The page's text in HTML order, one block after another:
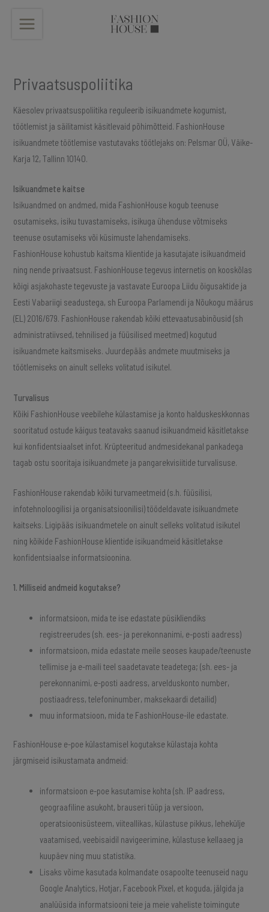
Privaatsuspoliitika
Käesolev privaatsuspoliitika reguleerib isikuandmete kogumist,
töötlemist ja säilitamist käsitlevaid põhimõtteid. FashionHouse
isikuandmete töötlemise vastutavaks töötlejaks on: Pelsmar OÜ, Väike-
Karja 12, Tallinn 10140.
Isikuandmete kaitse
Isikuandmed on andmed, mida FashionHouse kogub teenuse
osutamiseks, isiku tuvastamiseks, isikuga ühenduse võtmiseks
teenuse osutamiseks või küsimuste lahendamiseks.
FashionHouse kohustub kaitsma klientide ja kasutajate isikuandmeid
ning nende privaatsust. FashionHouse tegevus internetis on kooskõlas
kõigi asjakohaste tegevuste ja vastavate Euroopa Liidu õigusaktide ja
Eesti Vabariigi seadustega, sh Euroopa Parlamendi ja Nõukogu määrus
(EL) 2016/679. FashionHouse rakendab kõiki ettevaatusabinõusid (sh
administratiivsed, tehnilised ja füüsilised meetmed) kogutud
isikuandmete kaitsmiseks. Juurdepääs andmete muutmiseks ja
töötlemiseks on ainult selleks volitatud isikutel.
Turvalisus
Kõiki FashionHouse veebilehe külastamise ja konto halduskeskkonnas
sooritatud ostude käigus teatavaks saanud isikuandmeid käsitletakse
kui konfidentsiaalset infot. Krüpteeritud andmesidekanal pankadega
tagab ostu sooritaja isikuandmete ja pangarekvisiitide turvalisuse.
FashionHouse rakendab kõiki turvameetmeid (s.h. füüsilisi,
infotehnoloogilisi ja organisatsioonilisi) töödeldavate isikuandmete
kaitseks. Ligipääs isikuandmetele on ainult selleks volitatud isikutel
ning kõikide FashionHouse klientide isikuandmeid käsitletakse
konfidentsiaalse informatsioonina.
1. Milliseid andmeid kogutakse?
informatsioon, mida te ise edastate püsikliendiks
registreerudes (sh. ees- ja perekonnanimi, e-posti aadress)
informatsioon, mida edastate meile seoses kaupade/teenuste
tellimise ja e-maili teel saadetavate teadetega; (sh. ees- ja
perekonnanimi, e-posti aadress, arvelduskonto number,
postiaadress, telefoninumber, maksekaardi detailid)
muu informatsioon, mida te FashionHouse-ile edastate.
FashionHouse e-poe külastamisel kogutakse külastaja kohta
järgmiseid isikustamata andmeid:
informatsioon e-poe kasutamise kohta (sh. IP aadress,
geograafiline asukoht, brauseri tüüp ja versioon,
operatsioonisüsteem, viiteallikas, külastuse pikkus, lehekülje
vaatamised, veebisaidil navigeerimine, külastuse kellaaeg ja
kuupäev ning muu statistika.
Lisaks võime kasutada kolmandate osapoolte teenuseid nagu
Google Analytics, Hotjar, Facebook Pixel, et koguda, jälgida ja
analüüsida informatsiooni teie ja meie vaheliste toimingute